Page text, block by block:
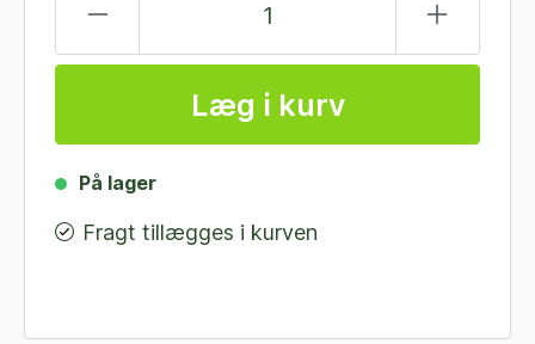
Læg i kurv
På lager
Fragt tillægges i kurven